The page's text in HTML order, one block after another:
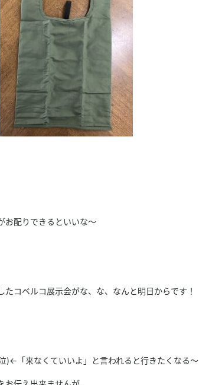
お配りできるといいな～
コベルコ展示会がな、な、なんと明日からです！
)←「来なくていいよ」と言われると行きたくなる～